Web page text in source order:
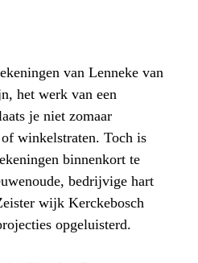
van Lenneke van
het werk van een
je niet zomaar
winkelstraten. Toch is
binnenkort te
bedrijvige hart
wijk Kerckebosch
opgeluisterd.